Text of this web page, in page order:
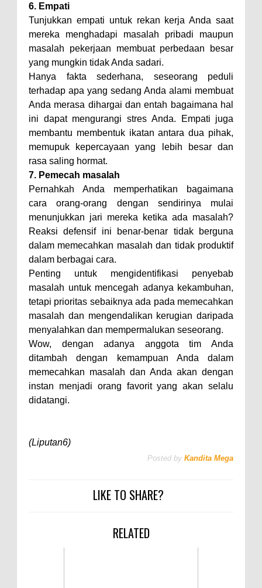
6. Empati
Tunjukkan empati untuk rekan kerja Anda saat
mereka menghadapi masalah pribadi maupun
masalah pekerjaan membuat perbedaan besar
yang mungkin tidak Anda sadari.
Hanya fakta sederhana, seseorang peduli
terhadap apa yang sedang Anda alami membuat
Anda merasa dihargai dan entah bagaimana hal
ini dapat mengurangi stres Anda. Empati juga
membantu membentuk ikatan antara dua pihak,
memupuk kepercayaan yang lebih besar dan
rasa saling hormat.
7. Pemecah masalah
Pernahkah Anda memperhatikan bagaimana
cara orang-orang dengan sendirinya mulai
menunjukkan jari mereka ketika ada masalah?
Reaksi defensif ini benar-benar tidak berguna
dalam memecahkan masalah dan tidak produktif
dalam berbagai cara.
Penting untuk mengidentifikasi penyebab
masalah untuk mencegah adanya kekambuhan,
tetapi prioritas sebaiknya ada pada memecahkan
masalah dan mengendalikan kerugian daripada
menyalahkan dan mempermalukan seseorang.
Wow, dengan adanya anggota tim Anda
ditambah dengan kemampuan Anda dalam
memecahkan masalah dan Anda akan dengan
instan menjadi orang favorit yang akan selalu
didatangi.
(Liputan6)
Posted by Kandita Mega
LIKE TO SHARE?
RELATED